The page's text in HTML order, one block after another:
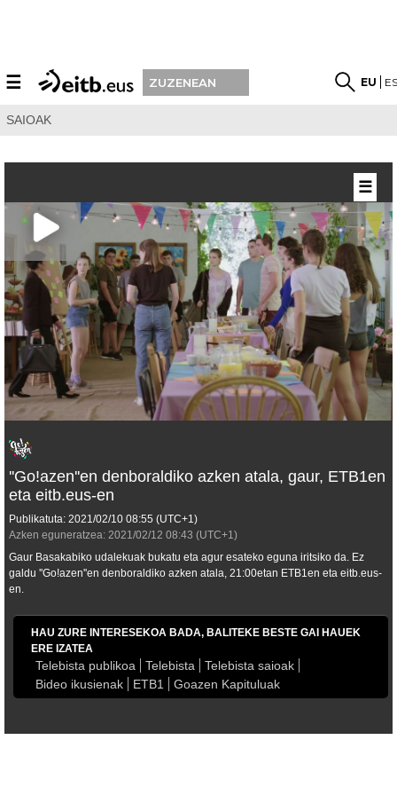
☰ ZUZENEAN EU
SAIOAK
''Go!azen''en denboraldiko azken atala, gaur, ETB1en
eta eitb.eus-en
Publikatuta: 2021/02/10 08:55 (UTC+1)
Azken eguneratzea: 2021/02/12 08:43 (UTC+1)
Gaur Basakabiko udalekuak bukatu eta agur esateko eguna iritsiko da. Ez
galdu ''Go!azen''en denboraldiko azken atala, 21:00etan ETB1en eta eitb.eus-
en.
HAU ZURE INTERESEKOA BADA, BALITEKE BESTE GAI HAUEK
ERE IZATEA
Telebista publikoa Telebista
Telebista saioak
Bideo ikusienak
ETB1 Goazen Kapituluak
☰